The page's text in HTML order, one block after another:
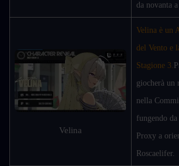
da novanta
Velina
Velina è un
del Vento e
Stagione 3.
giocherà un
nella
fungendo
Proxy a
Roscaelifer.